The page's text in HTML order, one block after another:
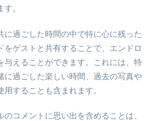
。
に過ごした時間の中で特に心に残った
をゲストと共有することで、エンドロ
与えることができます。これには、特
に過ごした楽しい時間、過去の写真や
用することも含まれます。
のコメントに思い出を含めることは、